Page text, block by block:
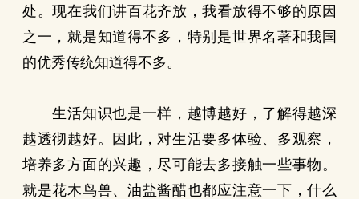
处。现在我们讲百花齐放，我看放得不够的原因
之一，就是知道得不多，特别是世界名著和我国
的优秀传统知道得不多。
生活知识也是一样，越博越好，了解得越深
越透彻越好。因此，对生活要多体验、多观察，
培养多方面的兴趣，尽可能去多接触一些事物。
就是花木鸟兽、油盐酱醋也都应注意一下，什么